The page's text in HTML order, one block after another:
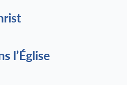
l’Église